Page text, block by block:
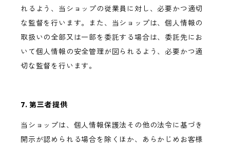
れるよう、当ショップの従業員に対し、必要かつ適切
な監督を行います。また、当ショップは、個人情報の
取扱いの全部又は一部を委託する場合は、委託先にお
いて個人情報の安全管理が図られるよう、必要かつ適
切な監督を行います。
7. 第三者提供
当ショップは、個人情報保護法その他の法令に基づき
開示が認められる場合を除くほか、あらかじめお客様